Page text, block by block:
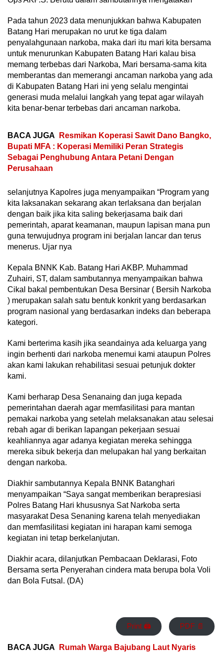
Pada tahun 2023 data menunjukkan bahwa Kabupaten
Batang Hari merupakan no urut ke tiga dalam
penyalahgunaan narkoba, maka dari itu mari kita bersama
untuk menurunkan Kabupaten Batang Hari kalau bisa
memang terbebas dari Narkoba, Mari bersama-sama kita
memberantas dan memerangi ancaman narkoba yang ada
di Kabupaten Batang Hari ini yeng selalu mengintai
generasi muda melalui langkah yang tepat agar wilayah
kita benar-benar terbebas dari ancaman narkoba.
BACA JUGA
Resmikan Koperasi Sawit Dano Bangko,
Bupati MFA : Koperasi Memiliki Peran Strategis
Sebagai Penghubung Antara Petani Dengan
Perusahaan
selanjutnya Kapolres juga menyampaikan “Program yang
kita laksanakan sekarang akan terlaksana dan berjalan
dengan baik jika kita saling bekerjasama baik dari
pemerintah, aparat keamanan, maupun lapisan mana pun
guna terwujudnya program ini berjalan lancar dan terus
menerus. Ujar nya
Kepala BNNK Kab. Batang Hari AKBP. Muhammad
Zuhairi, ST, dalam sambutannya menyampaikan bahwa
Cikal bakal pembentukan Desa Bersinar ( Bersih Narkoba
) merupakan salah satu bentuk konkrit yang berdasarkan
program nasional yang berdasarkan indeks dan beberapa
kategori.
Kami berterima kasih jika seandainya ada keluarga yang
ingin berhenti dari narkoba menemui kami ataupun Polres
akan kami lakukan rehabilitasi sesuai petunjuk dokter
kami.
Kami berharap Desa Senanaing dan juga kepada
pemerintahan daerah agar memfasilitasi para mantan
pemakai narkoba yang setelah melaksanakan atau selesai
rebah agar di berikan lapangan pekerjaan sesuai
keahliannya agar adanya kegiatan mereka sehingga
mereka sibuk bekerja dan melupakan hal yang berkaitan
dengan narkoba.
Diakhir sambutannya Kepala BNNK Batanghari
menyampaikan “Saya sangat memberikan berapresiasi
Polres Batang Hari khususnya Sat Narkoba serta
masyarakat Desa Senaning karena telah menyediakan
dan memfasilitasi kegiatan ini harapan kami semoga
kegiatan ini tetap berkelanjutan.
Diakhir acara, dilanjutkan Pembacaan Deklarasi, Foto
Bersama serta Penyerahan cindera mata berupa bola Voli
dan Bola Futsal. (DA)
Print 🖨 PDF 📄
BACA JUGA
Rumah Warga Bajubang Laut Nyaris